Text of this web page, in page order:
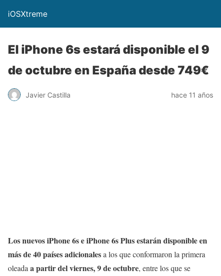
iOSXtreme
El iPhone 6s estará disponible el 9
de octubre en España desde 749€
Javier Castilla hace 11 años
Los nuevos iPhone 6s e iPhone 6s Plus estarán disponible en
más de 40 países adicionalesa los que conformaron la primera
oleada a partir del viernes, 9 de octubre, entre los que se